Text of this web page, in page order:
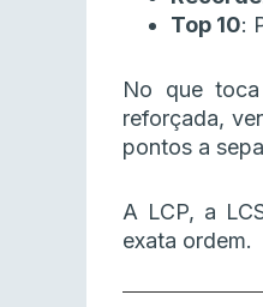
Top 10:
No que
reforçada,
pontos a
A LCP, a
exata ordem.